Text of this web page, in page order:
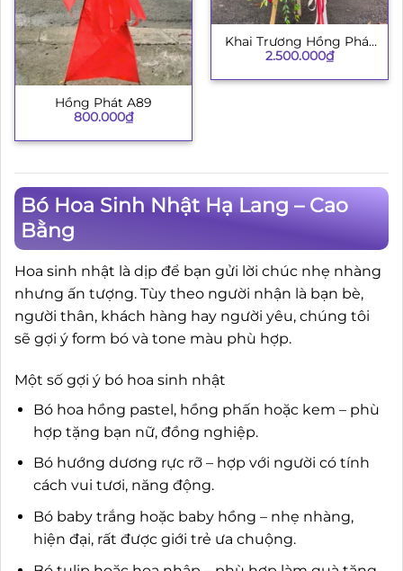
Hồng Phát A89
800.000₫
Khai Trương Hồng Phát
002
2.500.000₫
Bó Hoa Sinh Nhật Hạ Lang – Cao
Bằng
Hoa sinh nhật là dịp để bạn gửi lời chúc nhẹ nhàng
nhưng ấn tượng. Tùy theo người nhận là bạn bè,
người thân, khách hàng hay người yêu, chúng tôi
sẽ gợi ý form bó và tone màu phù hợp.
Một số gợi ý bó hoa sinh nhật
Bó hoa hồng pastel, hồng phấn hoặc kem – phù
hợp tặng bạn nữ, đồng nghiệp.
Bó hướng dương rực rỡ – hợp với người có tính
cách vui tươi, năng động.
Bó baby trắng hoặc baby hồng – nhẹ nhàng,
hiện đại, rất được giới trẻ ưa chuộng.